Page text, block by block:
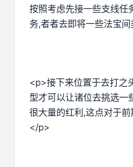
按照考虑先接一些支线任
务,者者去即将一些法宝
<p>接下来位置于去打之
型才可以让诸位去挑选一
很大量的红利,这点对于前
</p>